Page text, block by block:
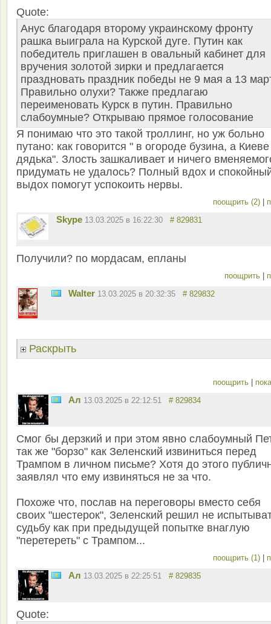
Quote:
Анус благодаря второму украинскому фронту
рашка выиграла на Курской дуге. Путин как
победитель приглашен в овальный кабинет для
вручения золотой зирки и предлагается
праздновать праздник победы не 9 мая а 13
Правильно олухи? Также предлагаю
переименовать Курск в путин. Правильно
слабоумные? Открываю прямое голосование
Я понимаю что это такой троллинг, но уж больно
путано: как говорится " в огороде бузина, а Киеве
дядька". Злость зашкаливает и ничего
придумать не удалось? Полный вдох и
выдох помогут успокоить нервы.
поощрить (2)
Skype 13.03.2025 в 16:22:30 # 829831
Получили? по мордасам, епланы
поощрить
Walter 13.03.2025 в 20:32:35 # 829832
Раскрыть
поощрить
Ал 13.03.2025 в 22:12:51 # 829834
Смог бы дерзкий и при этом явно слабоумный
так же "борзо" как Зеленский извиниться перед
Трампом в личном письме? Хотя до этого
заявлял что ему извиняться не за что.
Похоже что, послав на переговоры вместо себя
своих "шестерок", Зеленский решил не
судьбу как при предыдущей попытке внаглую
"перетереть" с Трампом...
поощрить (1)
Ал 13.03.2025 в 22:25:51 # 829835
Quote: